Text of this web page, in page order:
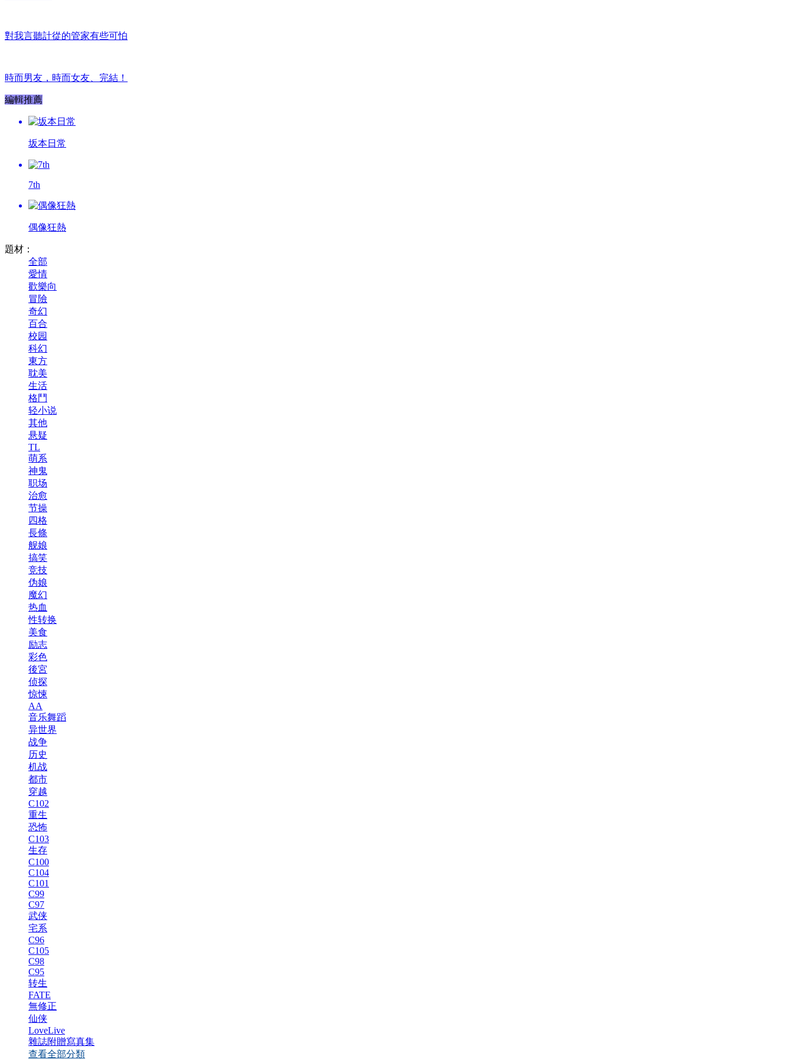
對我言聽計從的管家有些可怕
時而男友，時而女友、完結！
編輯推薦
坂本日常
7th
偶像狂熱
題材：
全部
愛情
歡樂向
冒險
奇幻
百合
校园
科幻
東方
耽美
生活
格鬥
轻小说
其他
悬疑
TL
萌系
神鬼
职场
治愈
节操
四格
長條
舰娘
搞笑
竞技
伪娘
魔幻
热血
性转换
美食
励志
彩色
後宮
侦探
惊悚
AA
音乐舞蹈
异世界
战争
历史
机战
都市
穿越
C102
重生
恐怖
C103
生存
C100
C104
C101
C99
C97
武侠
宅系
C96
C105
C98
C95
转生
FATE
無修正
仙侠
LoveLive
雜誌附贈寫真集
查看全部分類